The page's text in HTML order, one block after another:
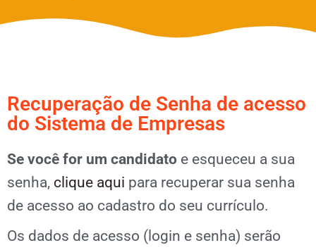
Recuperação de Senha de acesso
do Sistema de Empresas
Se você for um candidato e esqueceu a sua
senha, clique aqui para recuperar sua senha
de acesso ao cadastro do seu currículo.
Os dados de acesso (login e senha) serão